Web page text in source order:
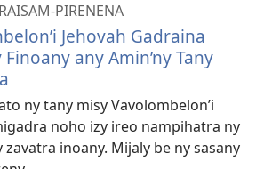
PIRENENA
Jehovah Gadraina
any Amin’ny Tany
ny tany misy Vavolombelon’i
noho izy ireo nampihatra ny
zavatra inoany. Mijaly be ny sasany